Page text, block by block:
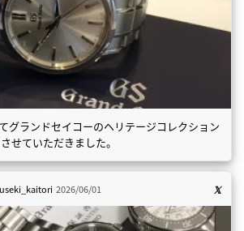
グランドセイコーのヘリテージコレクション
せていただきました。
2026/06/01